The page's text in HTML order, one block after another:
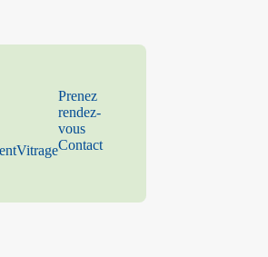
Vitrage
Prenez
rendez-
vous
Contact